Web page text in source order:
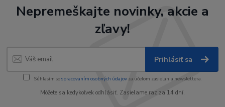
Nepremeškajte novinky, akcie a
zľavy!
Prihlásiť sa
Súhlasím sospracovaním osobných údajov za účelom zasielania newslettera.
Môžete sa kedykoľvek odhlásiť. Zasielame raz za 14 dní.